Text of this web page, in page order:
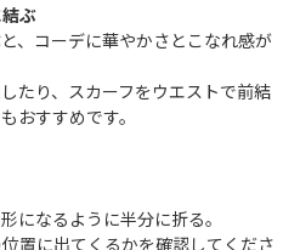
ぶ
、コーデに華やかさとこなれ感が
たり、スカーフをウエストで前結
おすすめです。
になるように半分に折る。
置に出てくるかを確認してくださ